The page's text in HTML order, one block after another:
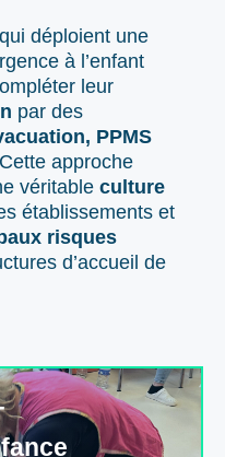
déploient une
à l’enfant
leur
par des
PPMS
approche
véritable culture
établissements et
risques
d’accueil de